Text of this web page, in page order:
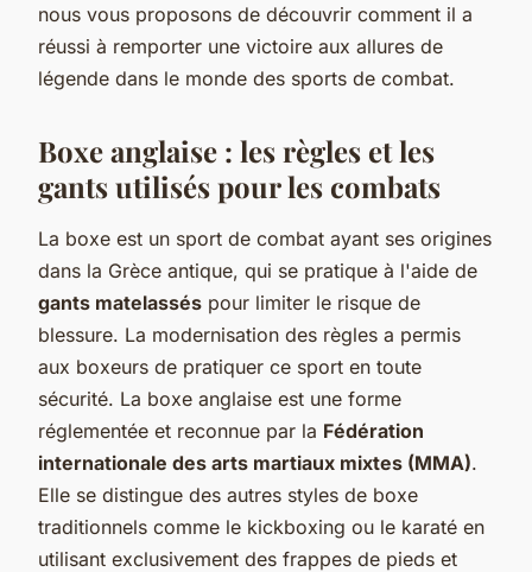
nous vous proposons de découvrir comment il a
réussi à remporter une victoire aux allures de
légende dans le monde des sports de combat.
Boxe anglaise : les règles et les
gants utilisés pour les combats
La boxe est un sport de combat ayant ses origines
dans la Grèce antique, qui se pratique à l'aide de
gants matelassés pour limiter le risque de
blessure. La modernisation des règles a permis
aux boxeurs de pratiquer ce sport en toute
sécurité. La boxe anglaise est une forme
réglementée et reconnue par la Fédération
internationale des arts martiaux mixtes (MMA).
Elle se distingue des autres styles de boxe
traditionnels comme le kickboxing ou le karaté en
utilisant exclusivement des frappes de pieds et